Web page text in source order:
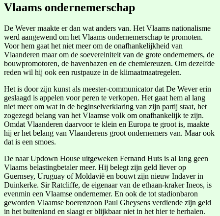
Vlaams ondernemerschap
De Wever maakte er dan wat anders van. Het Vlaams nationalisme
werd aangewend om het Vlaams ondernemerschap te promoten.
Voor hem gaat het niet meer om de onafhankelijkheid van
Vlaanderen maar om de soevereiniteit van de grote ondernemers, de
bouwpromotoren, de havenbazen en de chemiereuzen. Om dezelfde
reden wil hij ook een rustpauze in de klimaatmaatregelen.
Het is door zijn kunst als meester-communicator dat De Wever erin
geslaagd is appelen voor peren te verkopen. Het gaat hem al lang
niet meer om wat in de beginselverklaring van zijn partij staat, het
zogezegd belang van het Vlaamse volk om onafhankelijk te zijn.
Omdat Vlaanderen daarvoor te klein en Europa te groot is, maakte
hij er het belang van Vlaanderens groot ondernemers van. Maar ook
dat is een smoes.
De naar Updown House uitgeweken Fernand Huts is al lang geen
Vlaams belastingbetaler meer. Hij belegt zijn geld liever op
Guernsey, Uruguay of Moldavië en bouwt zijn nieuw Indaver in
Duinkerke. Sir Ratcliffe, de eigenaar van de ethaan-kraker Ineos, is
evenmin een Vlaamse ondernemer. En ook de tot stadionbaron
geworden Vlaamse boerenzoon Paul Gheysens verdiende zijn geld
in het buitenland en slaagt er blijkbaar niet in het hier te herhalen.